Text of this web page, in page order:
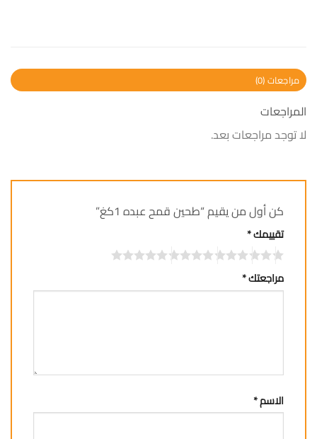
مراجعات (0)
المراجعات
لا توجد مراجعات بعد.
كن أول من يقيم “طحين قمح عبده 1كغ”
تقييمك*
مراجعتك*
الاسم*